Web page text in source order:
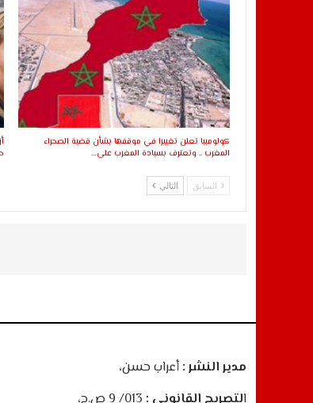
كولومبيا تعلن تغييرا في موقفها بشأن قضية الصحراء
المغرب .. وتعترف بسيادة المغرب على…
السابق التالي
مدير النشر :أعراب حسن،